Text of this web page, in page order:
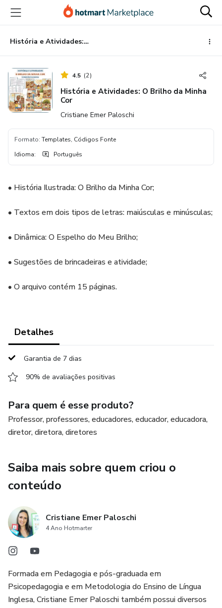
para
conteúdo
principal
para
pagamento
para
rodapé
História e Atividades: O Brilho da Minha Cor
4.5 (2)
História e Atividades: O Brilho da Minha
Cor
Cristiane Emer Paloschi
Formato: Templates, Códigos Fonte
Idioma: Português
•⁠ ⁠História Ilustrada: O Brilho da Minha Cor;
•⁠ ⁠Textos em dois tipos de letras: maiúsculas e minúsculas;
•⁠ ⁠Dinâmica: O Espelho do Meu Brilho;
•⁠ Sugestões de brincadeiras e atividade;
•⁠ O arquivo contém 15 páginas.
Detalhes
Garantia de 7 dias
90% de avaliações positivas
Para quem é esse produto?
Professor, professores, educadores, educador, educadora,
diretor, diretora, diretores
Saiba mais sobre quem criou o
conteúdo
Cristiane Emer Paloschi
4 Ano Hotmarter
Formada em Pedagogia e pós-graduada em
Psicopedagogia e em Metodologia do Ensino de Língua
Inglesa, Cristiane Emer Paloschi também possui diversos